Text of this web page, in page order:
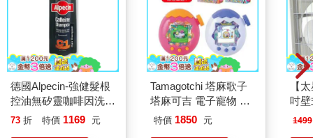
許先生彎下脖子，握住薈的手。薈姿態僵硬地任手被握。
許先生起步走開。我轉頭看，身旁的薈像正在進行某種困難的思
考。
「怎麼了？」我問。
「啊？」薈嚇了一跳。
「妳在幹嘛？」我又問。
「剛剛那就是許淳一嗎？」薈望向許先生道，「姊，他最近有什
德國Alpecin-強健髮根
控油無矽靈咖啡因洗髮
凝露375ml/瓶-C1強健
73 折 特價 1169 元
Tamagotchi 塔麻歌子
塔麻可吉 電子寵物 樂
園系列（熱帶橙果／極
特價 1850 元
【
吋
機)
1499